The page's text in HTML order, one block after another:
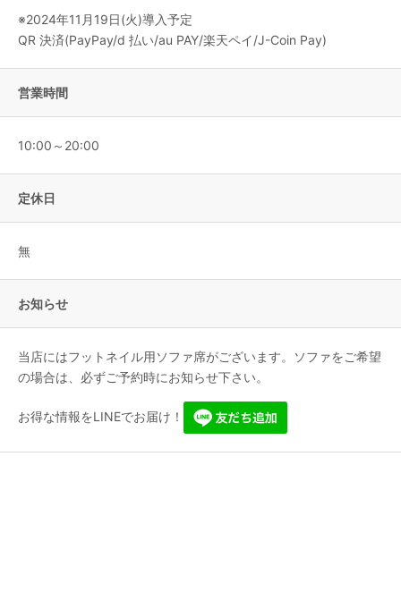
※2024年11月19日(火)導入予定
QR 決済(PayPay/d 払い/au PAY/楽天ペイ/J-Coin Pay)
営業時間
10:00～20:00
定休日
無
お知らせ
当店にはフットネイル用ソファ席がございます。ソファをご希望
の場合は、必ずご予約時にお知らせ下さい。
お得な情報をLINEでお届け！